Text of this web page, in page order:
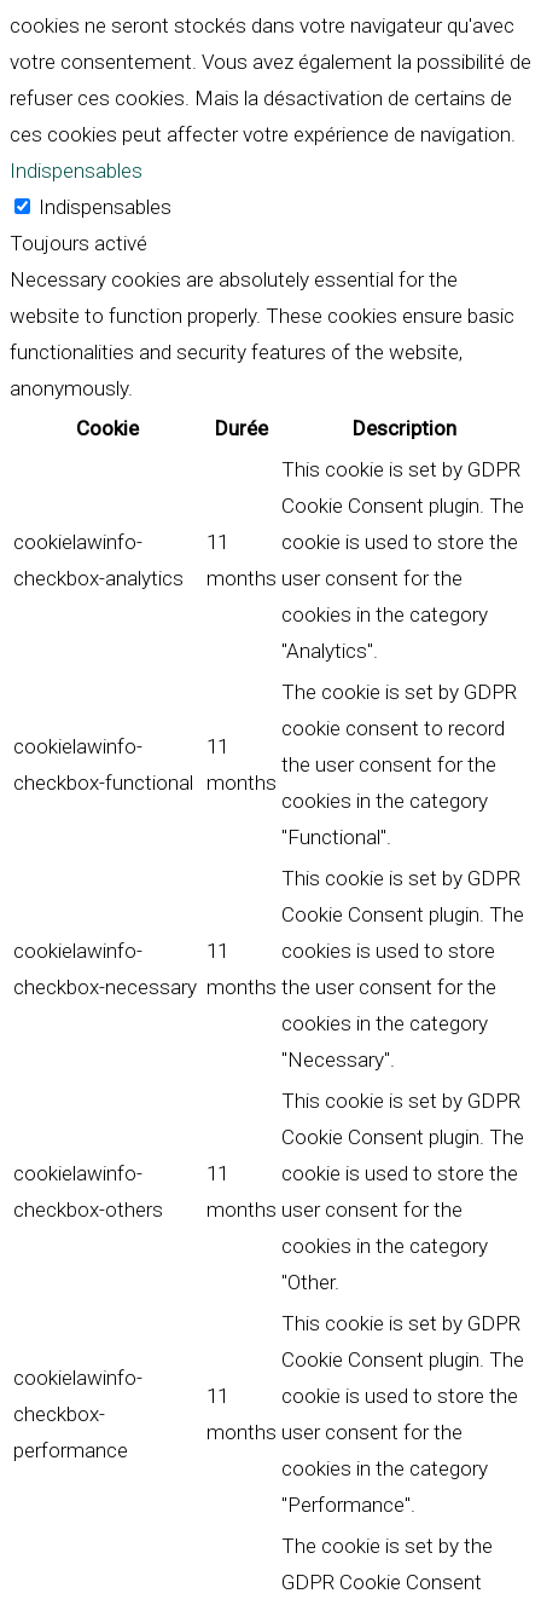
cookies ne seront stockés dans votre navigateur qu'avec
votre consentement. Vous avez également la possibilité de
refuser ces cookies. Mais la désactivation de certains de
ces cookies peut affecter votre expérience de navigation.
Indispensables
Indispensables
Toujours activé
Necessary cookies are absolutely essential for the
website to function properly. These cookies ensure basic
functionalities and security features of the website,
anonymously.
Cookie
Durée Description
cookielawinfo-
checkbox-analytics
11
months
This cookie is set by GDPR
Cookie Consent plugin. The
cookie is used to store the
user consent for the
cookies in the category
"Analytics".
cookielawinfo-
checkbox-functional
11
months
The cookie is set by GDPR
cookie consent to record
the user consent for the
cookies in the category
"Functional".
cookielawinfo-
checkbox-necessary
11
months
This cookie is set by GDPR
Cookie Consent plugin. The
cookies is used to store
the user consent for the
cookies in the category
"Necessary".
cookielawinfo-
checkbox-others
11
months
This cookie is set by GDPR
Cookie Consent plugin. The
cookie is used to store the
user consent for the
cookies in the category
"Other.
cookielawinfo-
checkbox-
performance
11
months
This cookie is set by GDPR
Cookie Consent plugin. The
cookie is used to store the
user consent for the
cookies in the category
"Performance".
The cookie is set by the
GDPR Cookie Consent